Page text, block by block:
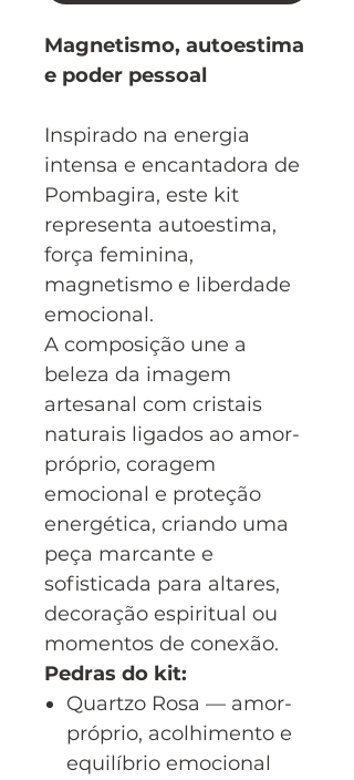
Magnetismo, autoestima
e poder pessoal
Inspirado na energia
intensa e encantadora de
Pombagira, este kit
representa autoestima,
força feminina,
magnetismo e liberdade
emocional.
A composição une a
beleza da imagem
artesanal com cristais
naturais ligados ao amor-
próprio, coragem
emocional e proteção
energética, criando uma
peça marcante e
sofisticada para altares,
decoração espiritual ou
momentos de conexão.
Pedras do kit:
Quartzo Rosa — amor-
próprio, acolhimento e
equilíbrio emocional